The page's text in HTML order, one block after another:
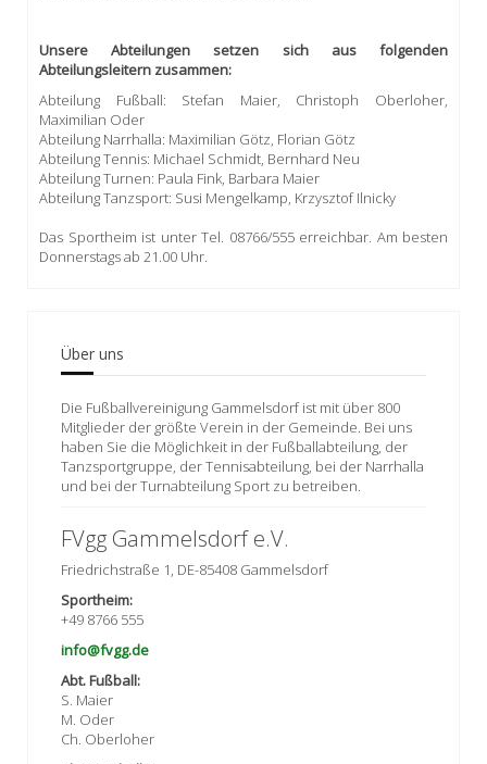
Unsere Abteilungen setzen sich aus folgenden
Abteilungsleitern zusammen:
Abteilung Fußball: Stefan Maier, Christoph Oberloher,
Maximilian Oder
Abteilung Narrhalla: Maximilian Götz, Florian Götz
Abteilung Tennis: Michael Schmidt, Bernhard Neu
Abteilung Turnen: Paula Fink, Barbara Maier
Abteilung Tanzsport: Susi Mengelkamp, Krzysztof Ilnicky
Das Sportheim ist unter Tel. 08766/555 erreichbar. Am besten
Donnerstags ab 21.00 Uhr.
Über uns
Die Fußballvereinigung Gammelsdorf ist mit über 800
Mitglieder der größte Verein in der Gemeinde. Bei uns
haben Sie die Möglichkeit in der Fußballabteilung, der
Tanzsportgruppe, der Tennisabteilung, bei der Narrhalla
und bei der Turnabteilung Sport zu betreiben.
FVgg Gammelsdorf e.V.
Friedrichstraße 1, DE-85408 Gammelsdorf
Sportheim:
+49 8766 555
info@fvgg.de
Abt. Fußball:
S. Maier
M. Oder
Ch. Oberloher